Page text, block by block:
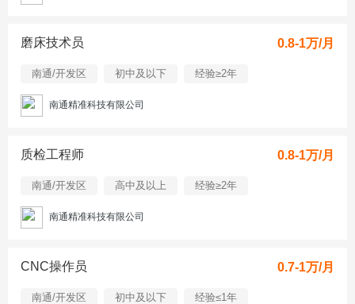
磨床技术员 0.8-1万/月
南通/开发区 初中及以下 经验≥2年
南通精准科技有限公司
质检工程师 0.8-1万/月
南通/开发区 高中及以上 经验≥2年
南通精准科技有限公司
CNC操作员 0.7-1万/月
南通/开发区 初中及以下 经验≤1年